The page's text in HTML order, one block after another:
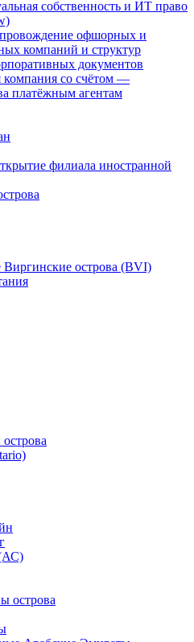
собственность и ИТ право
офшорных и
компаний и структур
документов
компания со счётом —
платёжным агентам
филиала иностранной
Виргинские острова (BVI)
острова